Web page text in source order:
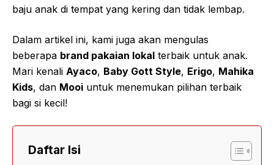
baju anak di tempat yang kering dan tidak lembap.
Dalam artikel ini, kami juga akan mengulas
beberapa brand pakaian lokal terbaik untuk anak.
Mari kenali Ayaco, Baby Gott Style, Erigo, Mahika
Kids, dan Mooi untuk menemukan pilihan terbaik
bagi si kecil!
Daftar Isi